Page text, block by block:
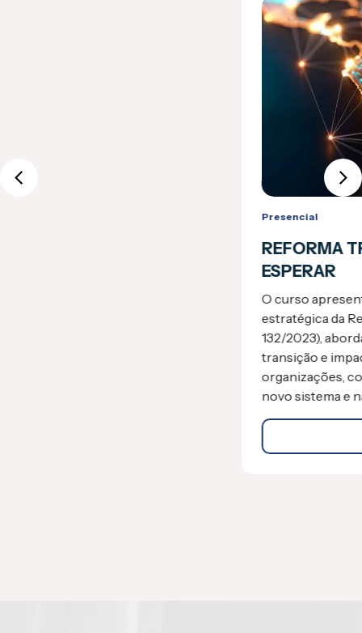
Encerrado
29/01/2026
REFORMA TRIBUTÁRIA, O QUE
O curso apresenta uma visão clara, prática e
estratégica da Reforma Tributária (EC
132/2023), abordando IBS, CBS, regras de
transição e impactos sobre profissionais e
organizações, com foco na compreensão do
novo sistema e na tomada de decisões seguras.